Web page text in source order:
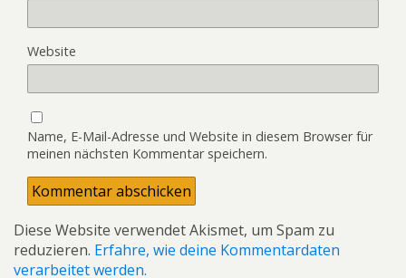
Website
Name, E-Mail-Adresse und Website in diesem Browser für
meinen nächsten Kommentar speichern.
Diese Website verwendet Akismet, um Spam zu
reduzieren. Erfahre, wie deine Kommentardaten
verarbeitet werden.